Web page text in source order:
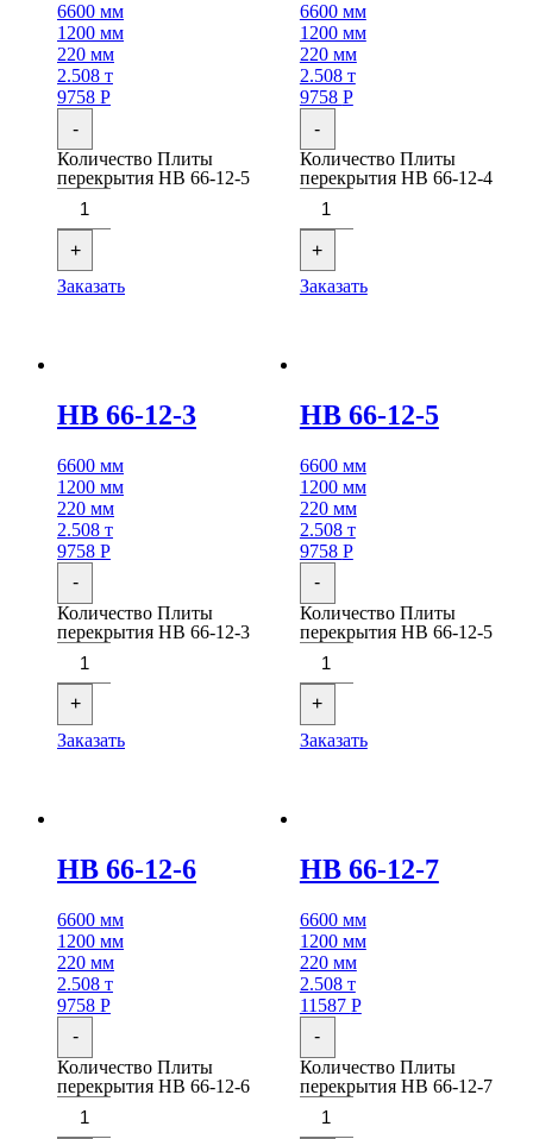
6600 мм
1200 мм
220 мм
2.508 т
9758 Р
-
Количество Плиты
перекрытия НВ 66-12-5
+
Заказать
6600 мм
1200 мм
220 мм
2.508 т
9758 Р
-
Количество Плиты
перекрытия НВ 66-12-4
+
Заказать
НВ 66-12-3
6600 мм
1200 мм
220 мм
2.508 т
9758 Р
-
Количество Плиты
перекрытия НВ 66-12-3
+
Заказать
НВ 66-12-5
6600 мм
1200 мм
220 мм
2.508 т
9758 Р
-
Количество Плиты
перекрытия НВ 66-12-5
+
Заказать
НВ 66-12-6
6600 мм
1200 мм
220 мм
2.508 т
9758 Р
-
Количество Плиты
перекрытия НВ 66-12-6
НВ 66-12-7
6600 мм
1200 мм
220 мм
2.508 т
11587 Р
-
Количество Плиты
перекрытия НВ 66-12-7